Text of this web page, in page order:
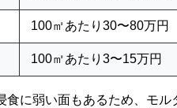
100㎡あたり30〜80万円
100㎡あたり3〜15万円
に弱い面もあるため、モ